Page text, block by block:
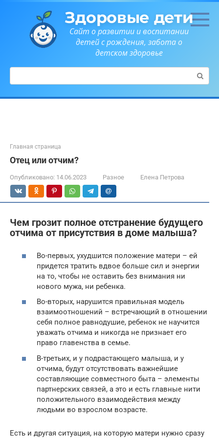
Здоровые дети
Сайт о развитии и воспитании
детей с рождения, забота о
детском здоровье
Поиск:
Главная страница
Отец или отчим?
Опубликовано: 14.06.2023 Разное Елена Петрова
Чем грозит полное отстранение будущего
отчима от присутствия в доме малыша?
Во-первых, ухудшится положение матери – ей
придется тратить вдвое больше сил и энергии
на то, чтобы не оставить без внимания ни
нового мужа, ни ребенка.
Во-вторых, нарушится правильная модель
взаимоотношений – встречающий в отношении
себя полное равнодушие, ребенок не научится
уважать отчима и никогда не признает его
право главенства в семье.
В-третьих, и у подрастающего малыша, и у
отчима, будут отсутствовать важнейшие
составляющие совместного быта – элементы
партнерских связей, а это и есть главные нити
положительного взаимодействия между
людьми во взрослом возрасте.
Есть и другая ситуация, на которую матери нужно сразу